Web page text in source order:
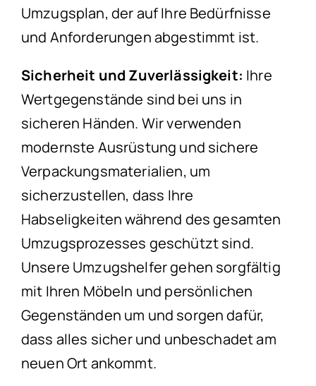
Umzugsplan, der auf Ihre Bedürfnisse
und Anforderungen abgestimmt ist.
Sicherheit und Zuverlässigkeit: Ihre
Wertgegenstände sind bei uns in
sicheren Händen. Wir verwenden
modernste Ausrüstung und sichere
Verpackungsmaterialien, um
sicherzustellen, dass Ihre
Habseligkeiten während des gesamten
Umzugsprozesses geschützt sind.
Unsere Umzugshelfer gehen sorgfältig
mit Ihren Möbeln und persönlichen
Gegenständen um und sorgen dafür,
dass alles sicher und unbeschadet am
neuen Ort ankommt.